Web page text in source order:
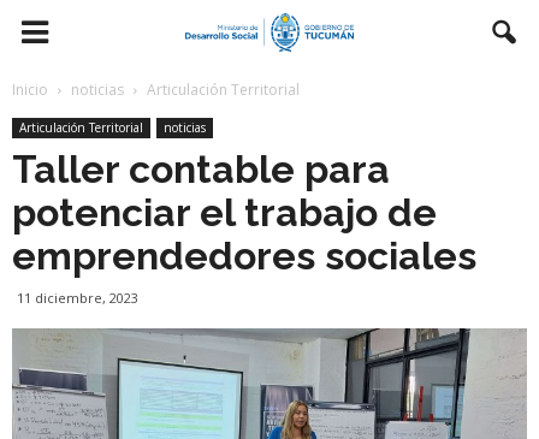
Inicio noticias Articulación Territorial
Articulación Territorial noticias
Taller contable para
potenciar el trabajo de
emprendedores sociales
11 diciembre, 2023